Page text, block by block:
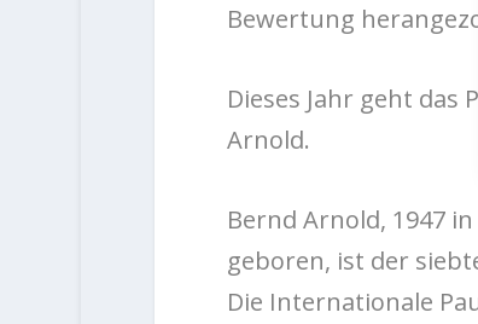
Bewertung
Dieses Jahr geht das
Arnold.
Bernd Arnold, 1947
geboren, ist der
Die Internationale